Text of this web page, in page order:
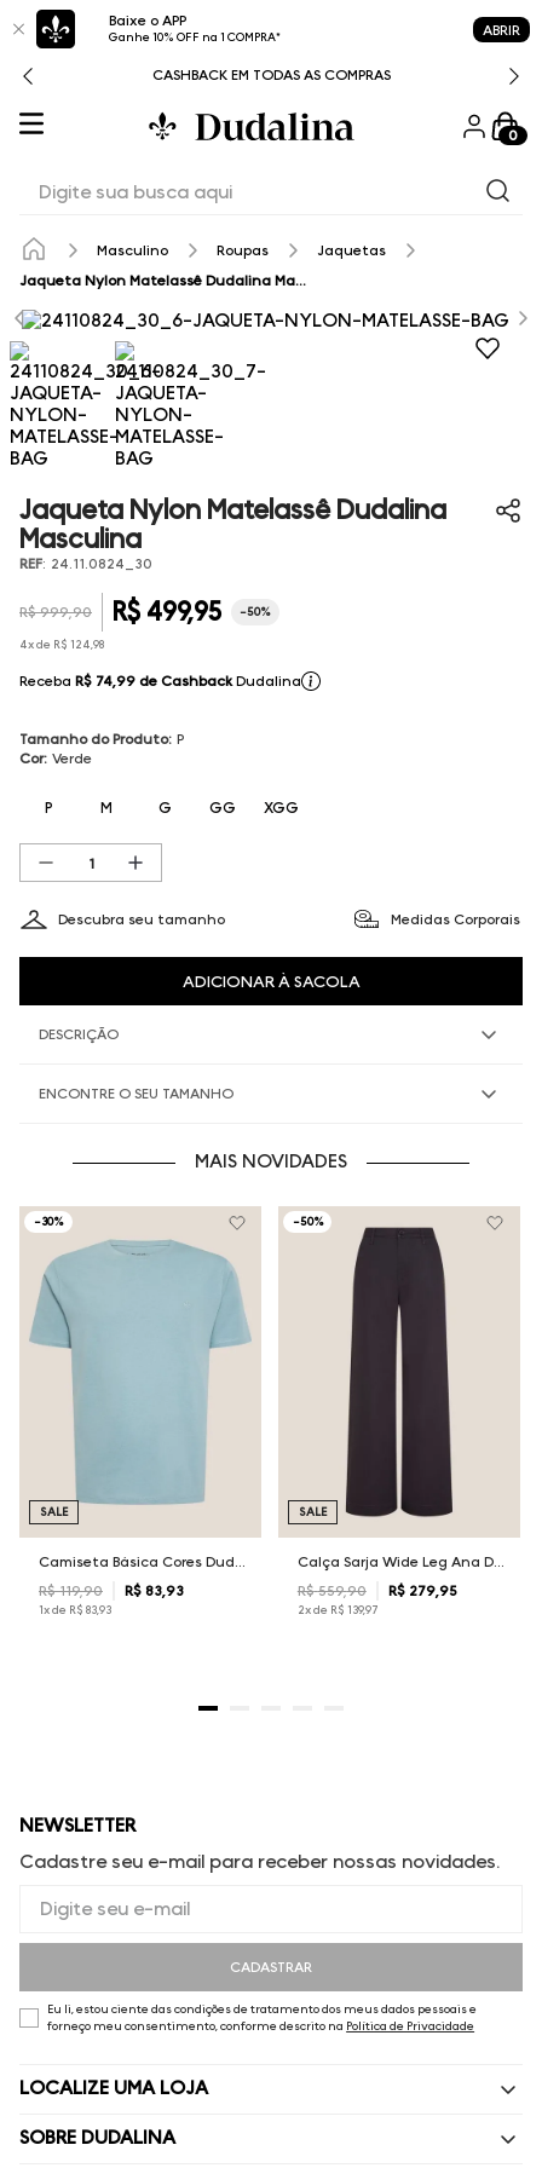
Baixe o APP
Ganhe 10% OFF na 1 COMPRA* ABRIR
CASHBACK EM TODAS AS COMPRAS
0
Masculino Roupas
Jaquetas
Jaqueta Nylon Matelassê Dudalina Masculina
Jaqueta Nylon Matelassê Dudalina
Masculina
REF: 24.11.0824_30
R$ 999,90 R$ 499,95 -50%
4x de R$ 124,98
Receba R$ 74,99 de Cashback Dudalina
Tamanho do Produto: P
Cor: Verde
P M G GG XGG
Descubra seu tamanho Medidas Corporais
ADICIONAR À SACOLA
DESCRIÇÃO
ENCONTRE O SEU TAMANHO
MAIS NOVIDADES
-30%
R$ 119,90 R$ 83, 93
1x de R$ 83,93
SALE
-50%
Calça Sarja Wide Leg Ana Dudalina Feminina
R$ 559,90 R$ 279, 95
2x de R$ 139,97
SALE
NEWSLETTER
Cadastre seu e-mail para receber nossas novidades.
CADASTRAR
Eu li, estou ciente das condições de tratamento dos meus dados pessoais e
forneço meu consentimento, conforme descrito na Política de Privacidade
LOCALIZE UMA LOJA
SOBRE DUDALINA